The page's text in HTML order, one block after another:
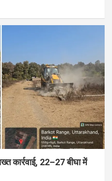
कार्रवाई, 22–27 बीघा में